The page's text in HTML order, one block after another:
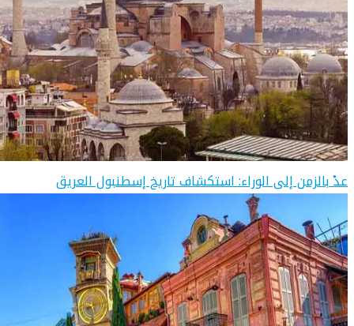
عدْ بالزمن إلى الوراء: استكشاف تاريخ إسطنبول العريق